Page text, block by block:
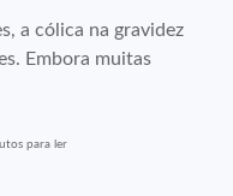
a cólica na gravidez
Embora muitas
para ler